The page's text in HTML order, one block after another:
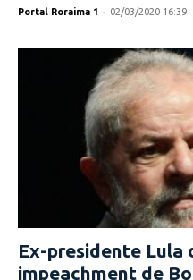
Portal Roraima 1 - 02/03/2020 16:39
Ex-presidente Lula
impeachment de